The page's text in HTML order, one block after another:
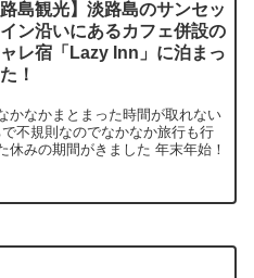
路島観光】淡路島のサンセッ
イン沿いにあるカフェ併設の
レ宿「Lazy Inn」に泊まっ
！
かなかまとまった時間が取れない
不規則なのでなかなか旅行も行
休みの期間がきました 年末年始！